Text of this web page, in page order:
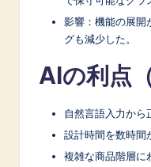
影響：機能の展
グも減少した。
AIの利点
自然言語入力から
設計時間を数時間
複雑な商品階層に